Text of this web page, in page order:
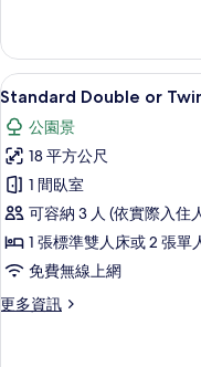
所
有
相
片
單
人
房
的
詳
情
顯
示
Standard
Double
or
Twin
Room
的
所
6
Standard Double or
公園景
18 平方公尺
1 間臥室
可容納 3 人 (依實際入住
1 張標準雙人床或 2 張單
免費無線上網
更多資訊
更